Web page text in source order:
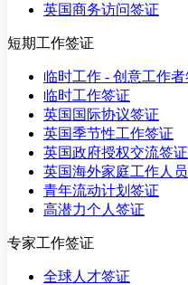
英国商务访问签证
短期工作签证
临时工作 - 创意工作者
临时工作签证
英国国际协议签证
英国季节性工作签证
英国政府授权交流签证
英国海外家庭工作人
青年流动计划签证
高潜力个人签证
专家工作签证
全球人才签证